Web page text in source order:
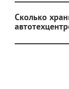
Сколько